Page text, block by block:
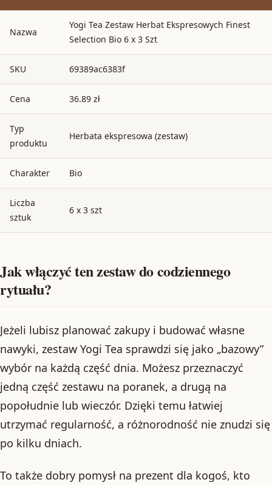
Nazwa
Yogi Tea Zestaw Herbat Ekspresowych Finest
Selection Bio 6 x 3 Szt
SKU 69389ac6383f
Cena 36.89 zł
Typ
produktu
Herbata ekspresowa (zestaw)
Charakter Bio
Liczba
sztuk
6 x 3 szt
Jak włączyć ten zestaw do codziennego
rytuału?
Jeżeli lubisz planować zakupy i budować własne
nawyki, zestaw Yogi Tea sprawdzi się jako „bazowy”
wybór na każdą część dnia. Możesz przeznaczyć
jedną część zestawu na poranek, a drugą na
popołudnie lub wieczór. Dzięki temu łatwiej
utrzymać regularność, a różnorodność nie znudzi się
po kilku dniach.
To także dobry pomysł na prezent dla kogoś, kto